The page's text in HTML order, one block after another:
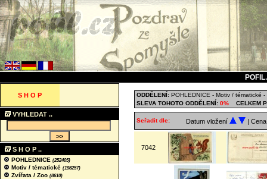
S H O P
VYHLEDAT ..
S H O P ..
POHLEDNICE (252405)
Motiv / tématické (198257)
Zvířata / Zoo (8610)
ODDĚLENÍ: POHLEDNICE - Motiv / tématické -
SLEVA TOHOTO ODDĚLENÍ: 0% CELKEM
Seřadit dle: Datum vložení |
7042